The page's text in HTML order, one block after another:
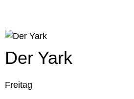
Der Yark
Freitag